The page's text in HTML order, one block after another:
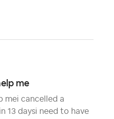
me
mei cancelled a
13 daysi need to have